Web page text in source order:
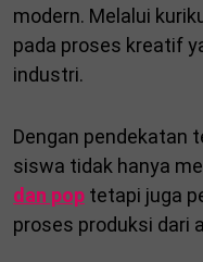
modern. Melalui
pada proses kreatif
industri.
Dengan pendekatan
siswa tidak hanya
dan pop tetapi juga
proses produksi dari